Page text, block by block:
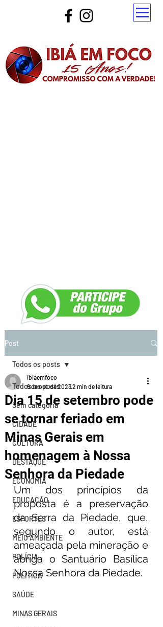
Post
Todos os posts
Sem categoria
CIDADE
CULTURA
DESTAQUE
ECONOMIA
EDUCAÇÃO
ESPORTES
MEIO AMBIENTE
POLÍCIA
POLÍTICA
SAÚDE
MINAS GERAIS
Todos os posts
Dia 15 de setembro pode
se tornar feriado em
Minas Gerais em
homenagem à Nossa
Senhora da Piedade
ibiaemfoco
9 de out. de 20232 min de leitura
Um dos princípios da
proposta é a preservação
da Serra da Piedade, que,
segundo o autor, está
ameaçada pela mineração e
abriga o Santuário Basílica
Nossa Senhora da Piedade.